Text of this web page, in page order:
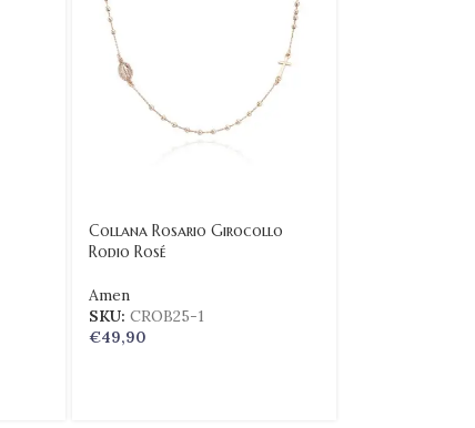
Collana Rosario Girocollo
Rodio Rosé
Amen
SKU: CROB25-1
€49,90